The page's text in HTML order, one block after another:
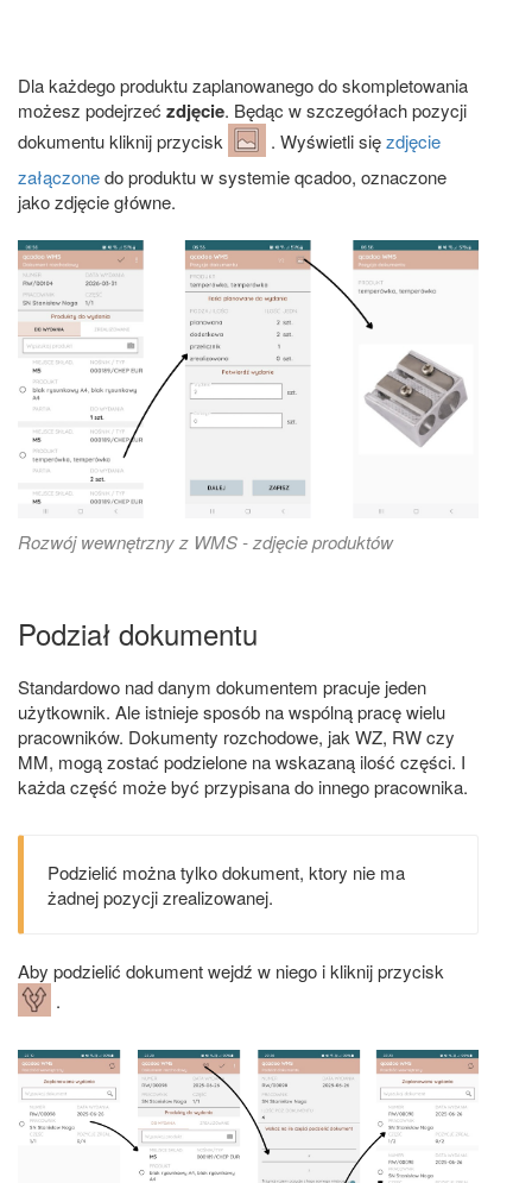
Dla każdego produktu zaplanowanego do skompletowania
możesz podejrzeć zdjęcie. Będąc w szczegółach pozycji
dokumentu kliknij przycisk
. Wyświetli sięzdjęcie
załączonedo produktu w systemie qcadoo, oznaczone
jako zdjęcie główne.
Rozwój wewnętrzny z WMS - zdjęcie produktów
Podział dokumentu
Standardowo nad danym dokumentem pracuje jeden
użytkownik. Ale istnieje sposób na wspólną pracę wielu
pracowników. Dokumenty rozchodowe, jak WZ, RW czy
MM, mogą zostać podzielone na wskazaną ilość części. I
każda część może być przypisana do innego pracownika.
Podzielić można tylko dokument, ktory nie ma
żadnej pozycji zrealizowanej.
Aby podzielić dokument wejdź w niego i kliknij przycisk
.